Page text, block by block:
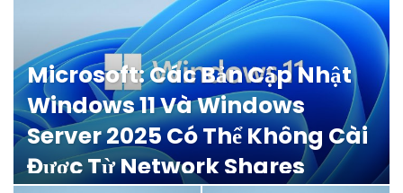
Microsoft: Các Bản Cập Nhật
Windows 11 Và Windows
Server 2025 Có Thể Không Cài
Được Từ Network Shares